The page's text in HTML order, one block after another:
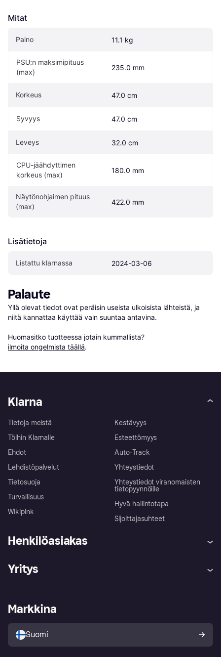
Mitat
Paino 11.1 kg
PSU:n maksimipituus
(max)
235.0 mm
Korkeus 47.0 cm
Syvyys 47.0 cm
Leveys 32.0 cm
CPU-jäähdyttimen
korkeus (max)
180.0 mm
Näytönohjaimen pituus
(max)
422.0 mm
Lisätietoja
Listattu klarnassa 2024-03-06
Palaute
Yllä olevat tiedot ovat peräisin useista ulkoisista lähteistä, ja
niitä kannattaa käyttää vain suuntaa antavina.
Huomasitko tuotteessa jotain kummallista?
ilmoita ongelmista täällä.
Klarna
Tietoja meistä
Töihin Klarnalle
Ehdot
Lehdistöpalvelut
Tietosuoja
Turvallisuus
Wikipink
Kestävyys
Esteettömyys
Auto-Track
Yhteystiedot
Yhteystiedot viranomaisten
tietopyynnöille
Hyvä hallintotapa
Sijoittajasuhteet
Henkilöasiakas
Ohje
Kirjaudu sisään
Tutustu kauppoihin
Ostajan turva
Yritys
Kirjaudu sisään yrityksenä
Markkina
Suomi